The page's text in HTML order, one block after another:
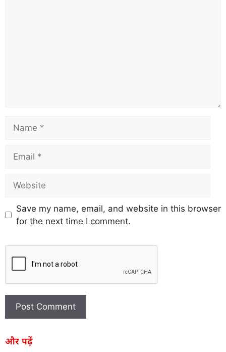
Save my name, email, and website in this browser
for the next time I comment.
और पढ़ें